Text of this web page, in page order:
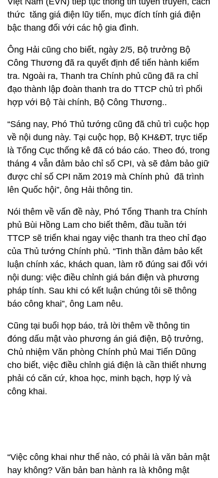
thức tăng giá điện lũy tiến, mục đích tính giá điện
bậc thang đối với các hộ gia đình.
Ông Hải cũng cho biết, ngày 2/5, Bộ trưởng Bộ
Công Thương đã ra quyết định để tiến hành kiểm
tra. Ngoài ra, Thanh tra Chính phủ cũng đã ra chỉ
đạo thành lập đoàn thanh tra do TTCP chủ trì phối
hợp với Bộ Tài chính, Bộ Công Thương..
“Sáng nay, Phó Thủ tướng cũng đã chủ trì cuộc họp
về nội dung này. Tại cuộc họp, Bộ KH&ĐT, trực tiếp
là Tổng Cục thống kê đã có báo cáo. Theo đó, trong
tháng 4 vẫn đảm bảo chỉ số CPI, và sẽ đảm bảo giữ
được chỉ số CPI năm 2019 mà Chính phủ đã trình
lên Quốc hội”, ông Hải thông tin.
Nói thêm về vấn đề này, Phó Tổng Thanh tra Chính
phủ Bùi Hồng Lam cho biết thêm, đầu tuần tới
TTCP sẽ triển khai ngay việc thanh tra theo chỉ đạo
của Thủ tướng Chính phủ. “Tinh thần đảm bảo kết
luận chính xác, khách quan, làm rõ đúng sai đối với
nội dung: việc điều chỉnh giá bán điện và phương
pháp tính. Sau khi có kết luận chúng tôi sẽ thông
báo công khai”, ông Lam nêu.
Cũng tại buổi họp báo, trả lời thêm về thông tin
đóng dấu mật vào phương án giá điện, Bộ trưởng,
Chủ nhiệm Văn phòng Chính phủ Mai Tiến Dũng
cho biết, việc điều chỉnh giá điện là cần thiết nhưng
phải có căn cứ, khoa học, minh bạch, hợp lý và
công khai.
“Việc công khai như thế nào, có phải là văn bản mật
hay không? Văn bản ban hành ra là không mật